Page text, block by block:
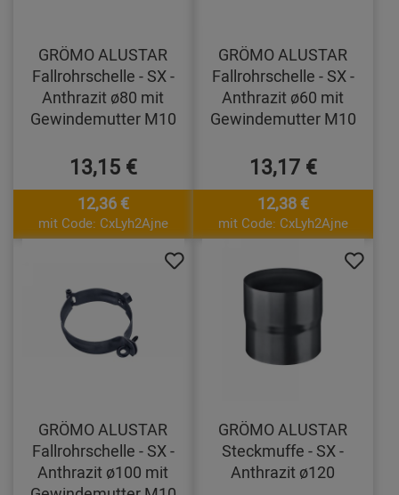
GRÖMO ALUSTAR
Fallrohrschelle - SX -
Anthrazit ø80 mit
Gewindemutter M10
13,15 €
12,36 €
mit Code: CxLyh2Ajne
GRÖMO ALUSTAR
Fallrohrschelle - SX -
Anthrazit ø60 mit
Gewindemutter M10
13,17 €
12,38 €
mit Code: CxLyh2Ajne
GRÖMO ALUSTAR
Fallrohrschelle - SX -
Anthrazit ø100 mit
GRÖMO ALUSTAR
Steckmuffe - SX -
Anthrazit ø120